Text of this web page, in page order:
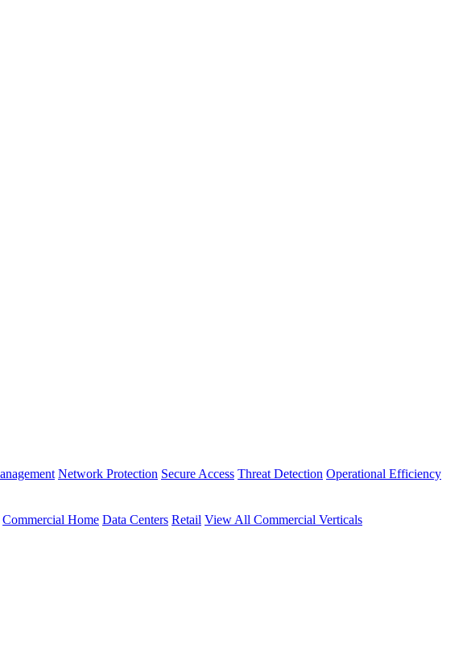
Network Protection Secure Access Threat Detection Operational Efficiency
Commercial Home Data Centers Retail View All Commercial Verticals